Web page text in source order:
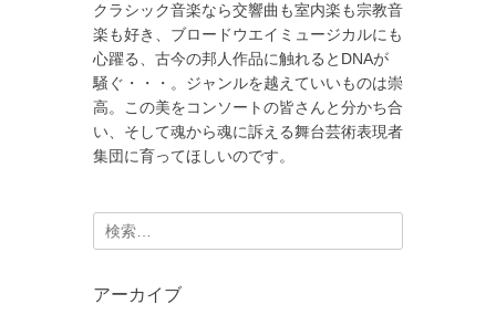
クラシック音楽なら交響曲も室内楽も宗教音
楽も好き、ブロードウエイミュージカルにも
心躍る、古今の邦人作品に触れるとDNAが
騒ぐ・・・。ジャンルを越えていいものは崇
高。この美をコンソートの皆さんと分かち合
い、そして魂から魂に訴える舞台芸術表現者
集団に育ってほしいのです。
索:
アーカイブ